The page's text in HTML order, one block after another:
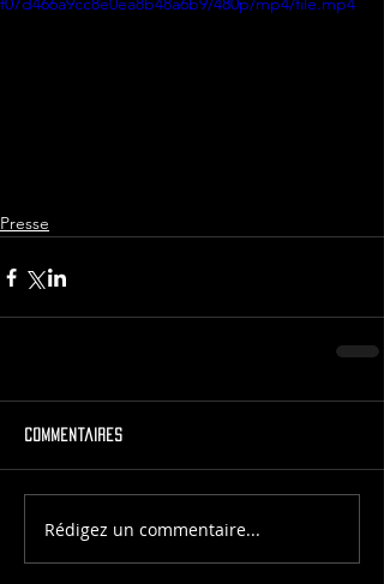
Presse
Commentaires
Rédigez un commentaire...